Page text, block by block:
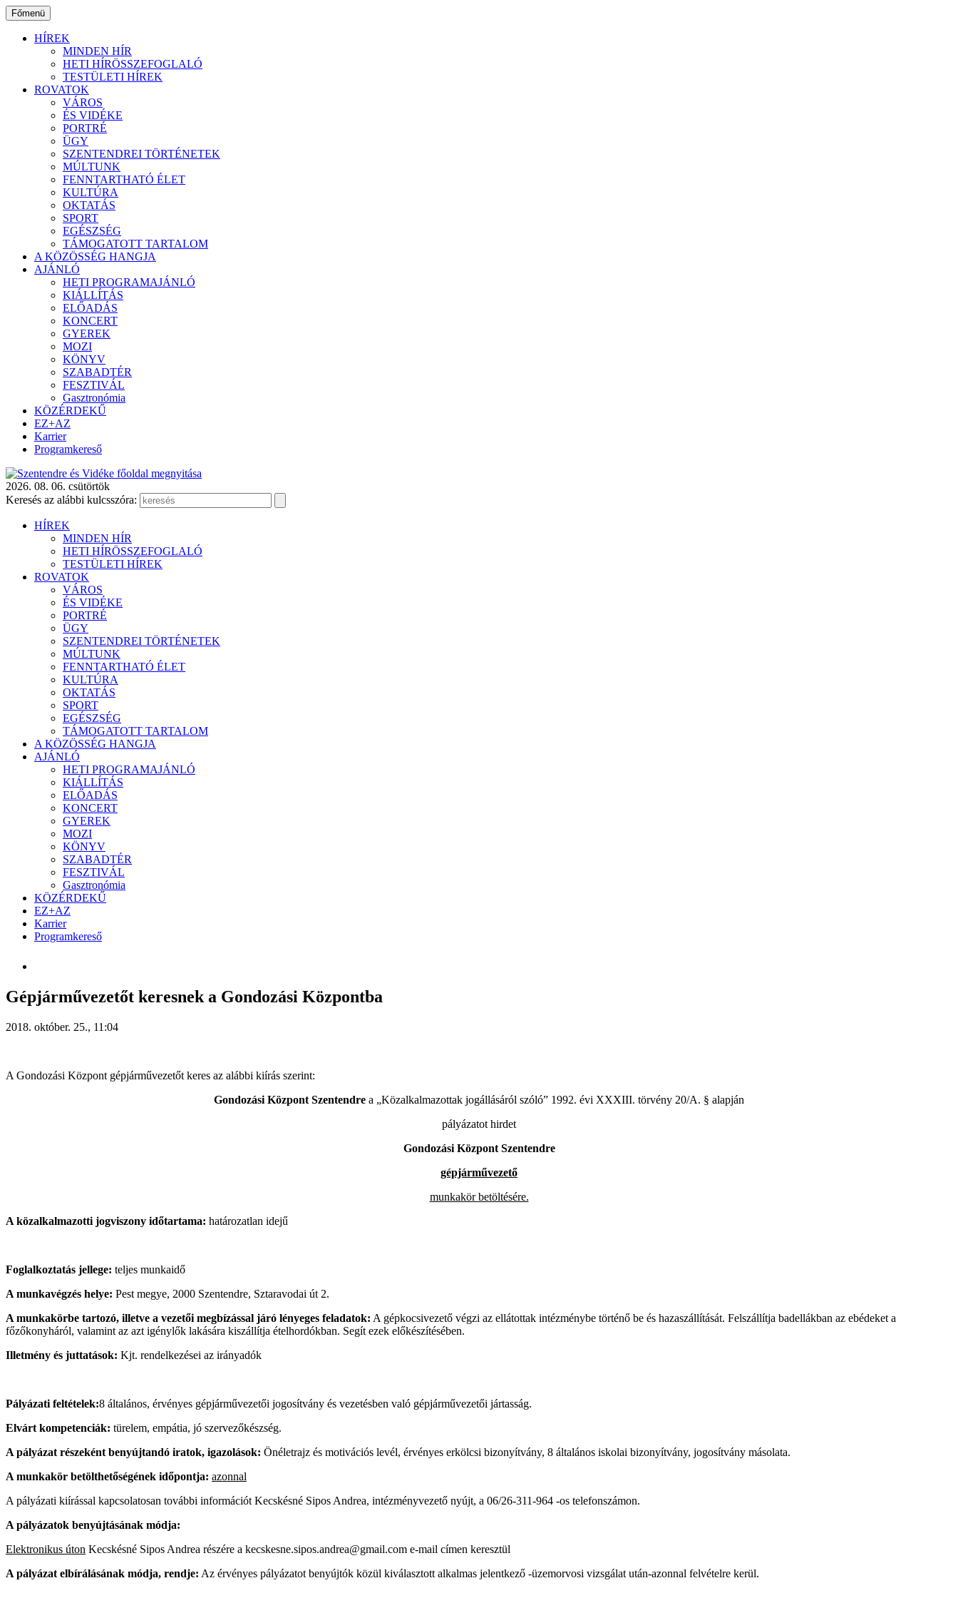
Ugrás
a
tartalomhoz
Főmenü
HÍREK
MINDEN HÍR
HETI HÍRÖSSZEFOGLALÓ
TESTÜLETI HÍREK
ROVATOK
VÁROS
ÉS VIDÉKE
PORTRÉ
ÜGY
SZENTENDREI TÖRTÉNETEK
MÚLTUNK
FENNTARTHATÓ ÉLET
KULTÚRA
OKTATÁS
SPORT
EGÉSZSÉG
TÁMOGATOTT TARTALOM
A KÖZÖSSÉG HANGJA
AJÁNLÓ
HETI PROGRAMAJÁNLÓ
KIÁLLÍTÁS
ELŐADÁS
KONCERT
GYEREK
MOZI
KÖNYV
SZABADTÉR
FESZTIVÁL
Gasztronómia
KÖZÉRDEKŰ
EZ+AZ
Karrier
Programkereső
2026. 08. 06. csütörtök
Keresés az alábbi kulcsszóra:
HÍREK
MINDEN HÍR
HETI HÍRÖSSZEFOGLALÓ
TESTÜLETI HÍREK
ROVATOK
VÁROS
ÉS VIDÉKE
PORTRÉ
ÜGY
SZENTENDREI TÖRTÉNETEK
MÚLTUNK
FENNTARTHATÓ ÉLET
KULTÚRA
OKTATÁS
SPORT
EGÉSZSÉG
TÁMOGATOTT TARTALOM
A KÖZÖSSÉG HANGJA
AJÁNLÓ
HETI PROGRAMAJÁNLÓ
KIÁLLÍTÁS
ELŐADÁS
KONCERT
GYEREK
MOZI
KÖNYV
SZABADTÉR
FESZTIVÁL
Gasztronómia
KÖZÉRDEKŰ
EZ+AZ
Karrier
Programkereső
Gépjárművezetőt keresnek a Gondozási Központba
2018. október. 25., 11:04
A Gondozási Központ gépjárművezetőt keres az alábbi kiírás szerint:
Gondozási Központ Szentendre a „Közalkalmazottak jogállásáról szóló” 1992. évi XXXIII. törvény 20/A. § alapján
pályázatot hirdet
Gondozási Központ Szentendre
gépjárművezető
munkakör betöltésére.
A közalkalmazotti jogviszony időtartama: határozatlan idejű
Foglalkoztatás jellege: teljes munkaidő
A munkavégzés helye: Pest megye, 2000 Szentendre, Sztaravodai út 2.
A munkakörbe tartozó, illetve a vezetői megbízással járó lényeges feladatok: A gépkocsivezető végzi az ellátottak intézménybe történő be és hazaszállítását. Felszállítja badellákban az ebédeket a
főzőkonyháról, valamint az azt igénylők lakására kiszállítja ételhordókban. Segít ezek előkészítésében.
Illetmény és juttatások: Kjt. rendelkezései az irányadók
Pályázati feltételek:8 általános, érvényes gépjárművezetői jogosítvány és vezetésben való gépjárművezetői jártasság.
Elvárt kompetenciák: türelem, empátia, jó szervezőkészség.
A pályázat részeként benyújtandó iratok, igazolások: Önéletrajz és motivációs levél, érvényes erkölcsi bizonyítvány, 8 általános iskolai bizonyítvány, jogosítvány másolata.
A munkakör betölthetőségének időpontja: azonnal
A pályázati kiírással kapcsolatosan további információt Kecskésné Sipos Andrea, intézményvezető nyújt, a 06/26-311-964 -os telefonszámon.
A pályázatok benyújtásának módja:
Elektronikus úton Kecskésné Sipos Andrea részére a kecskesne.sipos.andrea@gmail.com e-mail címen keresztül
A pályázat elbírálásának módja, rendje: Az érvényes pályázatot benyújtók közül kiválasztott alkalmas jelentkező -üzemorvosi vizsgálat után-azonnal felvételre kerül.